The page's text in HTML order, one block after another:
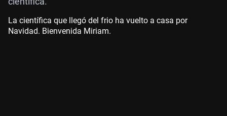
La científica que llegó del frio ha vuelto a casa por
Navidad. Bienvenida Miriam.